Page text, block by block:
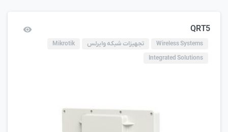
QRT5
Wireless Systems تجهیزات شبکه وایرلس
Mikrotik
Integrated Solutions